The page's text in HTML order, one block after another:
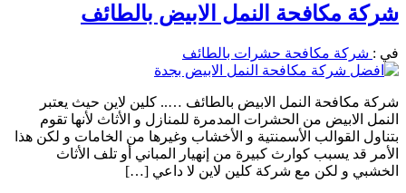
شركة مكافحة النمل الابيض بالطائف
في : شركة مكافحة حشرات بالطائف
شركة مكافحة النمل الابيض بالطائف ….. كلين لاين حيث يعتبر
النمل الابيض من الحشرات المدمرة للمنازل و الأثاث لأنها تقوم
بتناول القوالب الأسمنتية و الأخشاب وغيرها من الخامات و لكن هذا
الأمر قد يسبب كوارث كبيرة من إنهيار المباني أو تلف الأثاث
الخشبي و لكن مع شركة كلين لاين لا داعي […]